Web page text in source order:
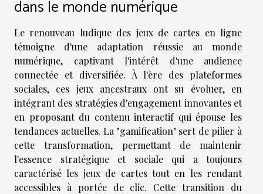
dans le monde numérique
Le renouveau ludique des jeux de cartes en ligne
témoigne d'une adaptation réussie au monde
numérique, captivant l'intérêt d'une audience
connectée et diversifiée. À l'ère des plateformes
sociales, ces jeux ancestraux ont su évoluer, en
intégrant des stratégies d'engagement innovantes et
en proposant du contenu interactif qui épouse les
tendances actuelles. La "gamification" sert de pilier à
cette transformation, permettant de maintenir
l'essence stratégique et sociale qui a toujours
caractérisé les jeux de cartes tout en les rendant
accessibles à portée de clic. Cette transition du